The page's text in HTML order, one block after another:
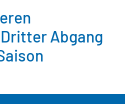
Abgang